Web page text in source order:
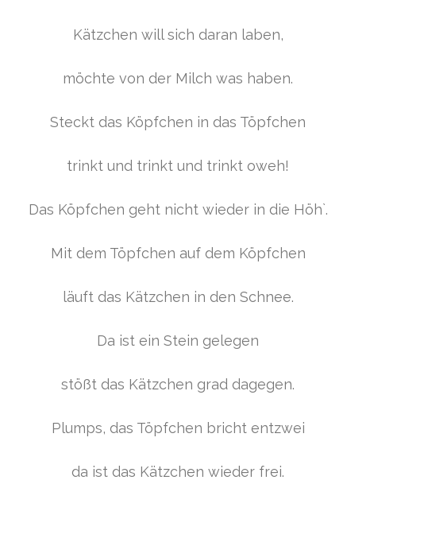
Kätzchen will sich daran laben,
möchte von der Milch was haben.
Steckt das Köpfchen in das Töpfchen
trinkt und trinkt und trinkt oweh!
Das Köpfchen geht nicht wieder in die Höh`.
Mit dem Töpfchen auf dem Köpfchen
läuft das Kätzchen in den Schnee.
Da ist ein Stein gelegen
stößt das Kätzchen grad dagegen.
Plumps, das Töpfchen bricht entzwei
da ist das Kätzchen wieder frei.